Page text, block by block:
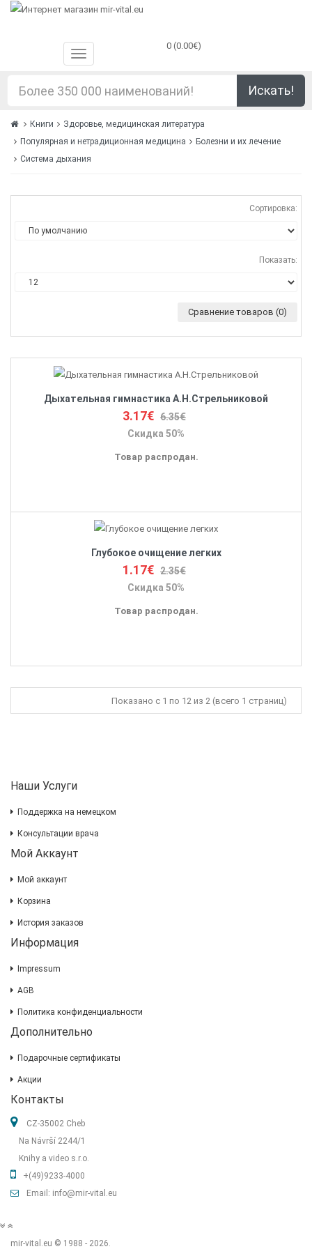
0 (0.00€)
Искать!
Книги
Здоровье, медицинская литература
Популярная и нетрадиционная медицина
Болезни и их лечение
Система дыхания
Сортировка:
Показать:
Сравнение товаров (0)
Дыхательная гимнастика А.Н.Стрельниковой
3.17€ 6.35€
Скидка 50%
Товар распродан.
Глубокое очищение легких
1.17€ 2.35€
Скидка 50%
Товар распродан.
Показано с 1 по 12 из 2 (всего 1 страниц)
Наши Услуги
Поддержка на немецком
Консультации врача
Мой Аккаунт
Мой аккаунт
Корзина
История заказов
Информация
Impressum
AGB
Политика конфиденциальности
Дополнительно
Подарочные сертификаты
Акции
Контакты
CZ-35002 Cheb
Na Návrší 2244/1
Knihy a video s.r.o.
+(49)9233-4000
Email: info@mir-vital.eu
mir-vital.eu © 1988 - 2026.